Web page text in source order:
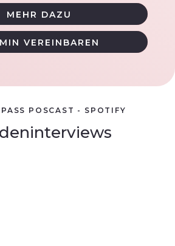
MEHR DAZU
VEREINBAREN
POSCAST - SPOTIFY